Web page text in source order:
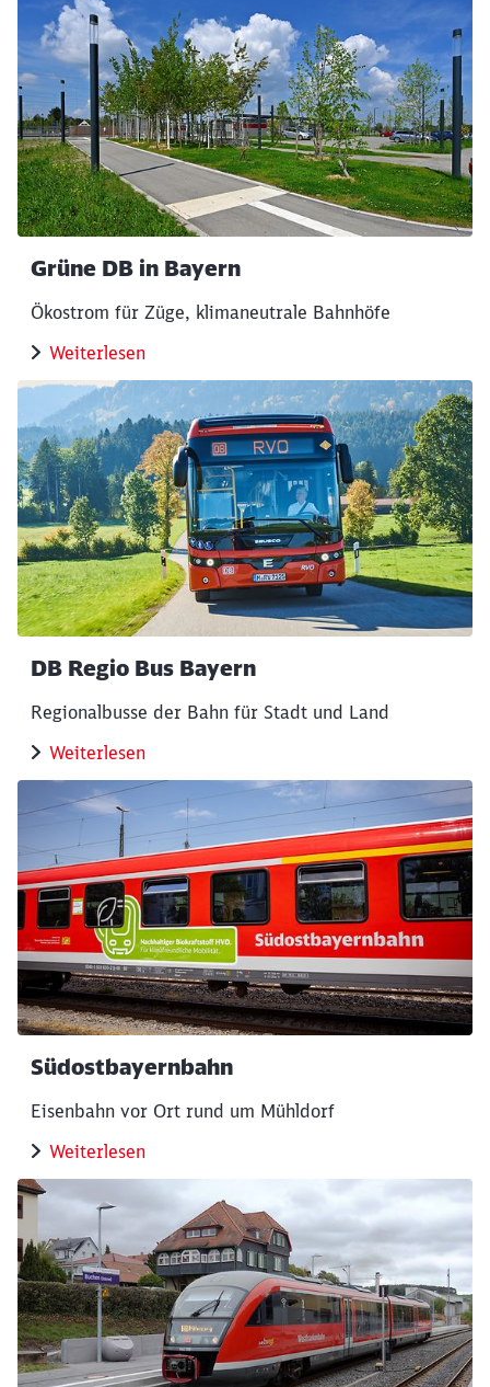
Grüne DB in Bayern
Ökostrom für Züge, klimaneutrale Bahnhöfe
Weiterlesen
DB Regio Bus Bayern
Regionalbusse der Bahn für Stadt und Land
Weiterlesen
Südostbayernbahn
Eisenbahn vor Ort rund um Mühldorf
Weiterlesen
Schließen
Möchten Sie zuweitergeleitet
werden?
Abbrechen Weiter